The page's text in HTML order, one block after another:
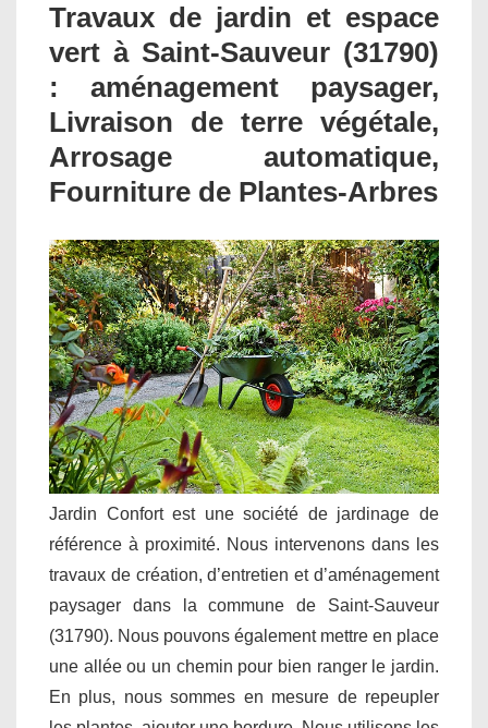
Travaux de jardin et espace
vert à Saint-Sauveur (31790)
: aménagement paysager,
Livraison de terre végétale,
Arrosage automatique,
Fourniture de Plantes-Arbres
Jardin Confort est une société de jardinage de
référence à proximité. Nous intervenons dans les
travaux de création, d’entretien et d’aménagement
paysager dans la commune de Saint-Sauveur
(31790). Nous pouvons également mettre en place
une allée ou un chemin pour bien ranger le jardin.
En plus, nous sommes en mesure de repeupler